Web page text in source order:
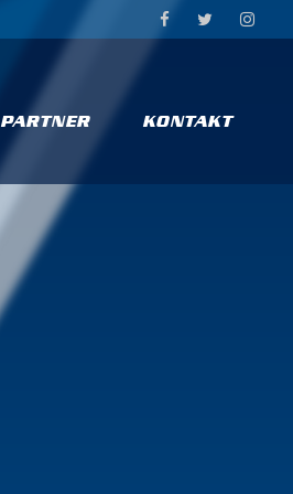
PARTNER KONTAKT